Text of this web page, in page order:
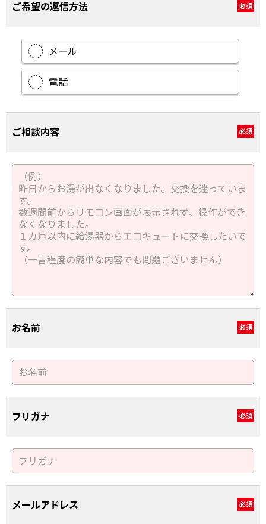
ご希望の返信方法 必須
メール
電話
ご相談内容 必須
お名前 必須
フリガナ 必須
メールアドレス 必須